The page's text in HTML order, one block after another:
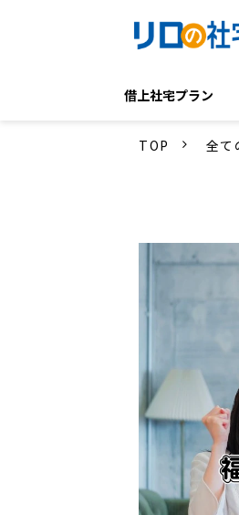
借上社宅プラン
TOP 全て